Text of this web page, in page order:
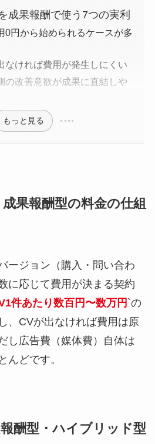
成果報酬で使う7つの実利
0円から始められるケースが多
なければ費用が発生しにくい
の改善意欲が成果に直結しや
もっと見る
果報酬型の料金の仕組
ージョン（購入・問い合わ
に応じて費用が決まる契約
件あたり数百円〜数万円 `の
、CVが出なければ費用は原
し広告費（媒体費）自体は
んどです。
酬型・ハイブリッド型